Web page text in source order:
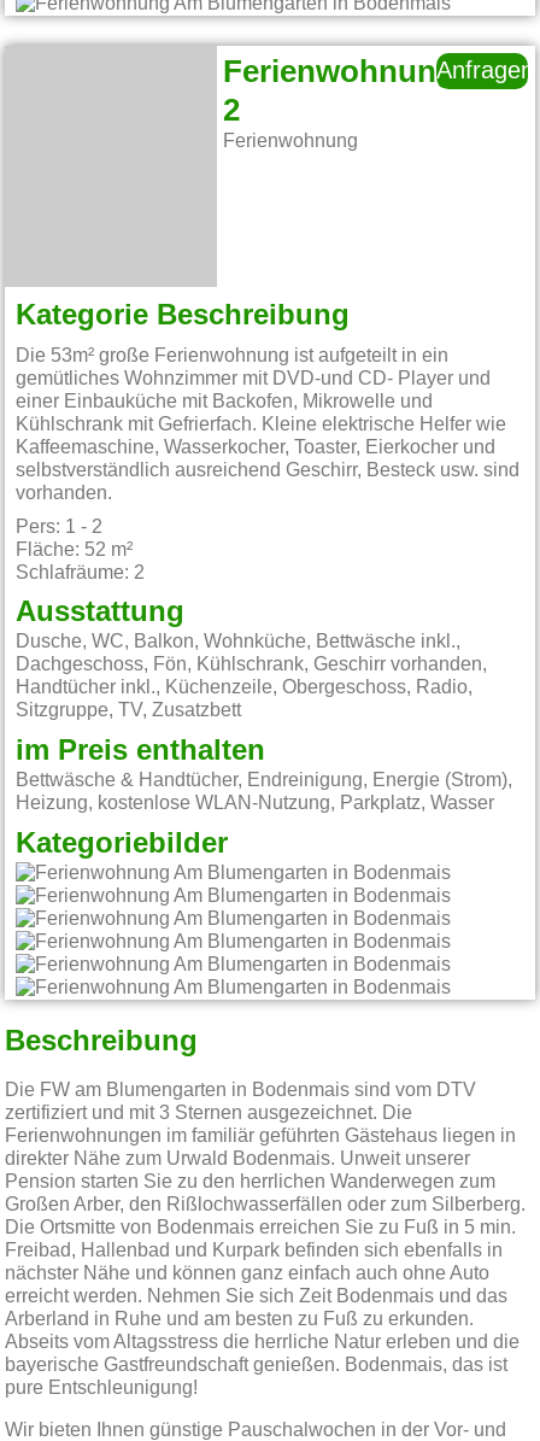
Ferienwohnung
2
Ferienwohnung
Anfragen
Kategorie Beschreibung
Die 53m² große Ferienwohnung ist aufgeteilt in ein
gemütliches Wohnzimmer mit DVD-und CD- Player und
einer Einbauküche mit Backofen, Mikrowelle und
Kühlschrank mit Gefrierfach. Kleine elektrische Helfer wie
Kaffeemaschine, Wasserkocher, Toaster, Eierkocher und
selbstverständlich ausreichend Geschirr, Besteck usw. sind
vorhanden.
Pers: 1 - 2
Fläche: 52 m²
Schlafräume: 2
Ausstattung
Dusche, WC, Balkon, Wohnküche, Bettwäsche inkl.,
Dachgeschoss, Fön, Kühlschrank, Geschirr vorhanden,
Handtücher inkl., Küchenzeile, Obergeschoss, Radio,
Sitzgruppe, TV, Zusatzbett
im Preis enthalten
Bettwäsche & Handtücher, Endreinigung, Energie (Strom),
Heizung, kostenlose WLAN-Nutzung, Parkplatz, Wasser
Kategoriebilder
Beschreibung
Die FW am Blumengarten in Bodenmais sind vom DTV
zertifiziert und mit 3 Sternen ausgezeichnet. Die
Ferienwohnungen im familiär geführten Gästehaus liegen in
direkter Nähe zum Urwald Bodenmais. Unweit unserer
Pension starten Sie zu den herrlichen Wanderwegen zum
Großen Arber, den Rißlochwasserfällen oder zum Silberberg.
Die Ortsmitte von Bodenmais erreichen Sie zu Fuß in 5 min.
Freibad, Hallenbad und Kurpark befinden sich ebenfalls in
nächster Nähe und können ganz einfach auch ohne Auto
erreicht werden. Nehmen Sie sich Zeit Bodenmais und das
Arberland in Ruhe und am besten zu Fuß zu erkunden.
Abseits vom Altagsstress die herrliche Natur erleben und die
bayerische Gastfreundschaft genießen. Bodenmais, das ist
pure Entschleunigung!
Wir bieten Ihnen günstige Pauschalwochen in der Vor- und